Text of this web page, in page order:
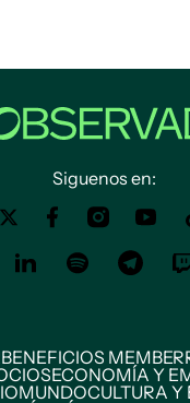
Siguenos en:
BENEFICIOS MEMBER
ECONOMÍA Y
MUNDOCULTURA Y